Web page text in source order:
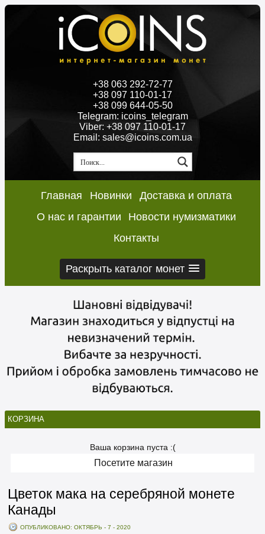
+38 063 292-72-77
+38 097 110-01-17
+38 099 644-05-50
Telegram: icoins_telegram
Viber: +38 097 110-01-17
Email: sales@icoins.com.ua
Главная Новинки
Доставка и оплата
О нас и гарантии
Новости нумизматики
Контакты
Раскрыть каталог монет
КОРЗИНА
Ваша корзина пуста :(
Посетите магазин
Цветок мака на серебряной монете
Канады
ОПУБЛИКОВАНО: ОКТЯБРЬ - 7 - 2020